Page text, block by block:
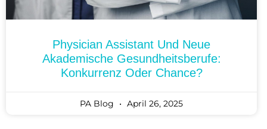
Physician Assistant Und Neue
Akademische Gesundheitsberufe:
Konkurrenz Oder Chance?
PA Blog April 26, 2025